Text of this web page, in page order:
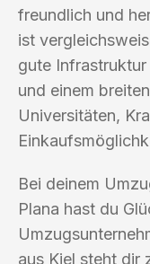
freundlich und
ist
gute
und einem
Universitäten,
Bei deinem
Plana hast du
aus Kiel steht dir